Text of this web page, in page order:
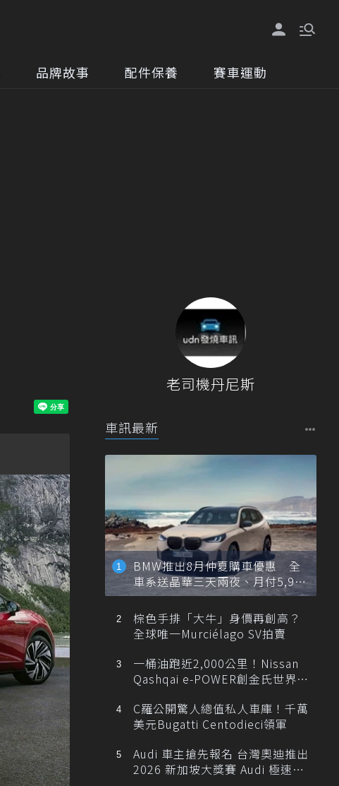
品牌故事 配件保養 賽車運動
老司機丹尼斯
車訊最新
BMW推出8月仲夏購車優惠 全
車系送晶華三天兩夜、月付5,900
元起
棕色手排「大牛」身價再創高？
全球唯一Murciélago SV拍賣
一桶油跑近2,000公里！Nissan
Qashqai e-POWER創金氏世界紀
C羅公開驚人總值私人車庫！千萬
美元Bugatti Centodieci領軍
Audi 車主搶先報名 台灣奧迪推出
2026 新加坡大獎賽 Audi 極速之